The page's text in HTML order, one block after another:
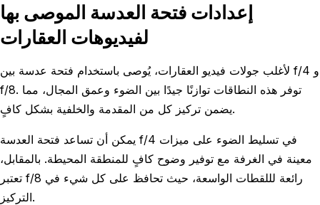
إعدادات فتحة العدسة الموصى بها
لفيديوهات العقارات
لأغلب جولات فيديو العقارات، يُوصى باستخدام فتحة عدسة بين f/4 و
f/8. توفر هذه النطاقات توازنًا جيدًا بين الضوء وعمق المجال، مما
يضمن تركيز كل من المقدمة والخلفية بشكل كافٍ.
يمكن أن تساعد فتحة العدسة f/4 في تسليط الضوء على ميزات
معينة في الغرفة مع توفير وضوح كافٍ للمنطقة المحيطة. بالمقابل،
تعتبر f/8 رائعة لللقطات الواسعة، حيث تحافظ على كل شيء في
التركيز.